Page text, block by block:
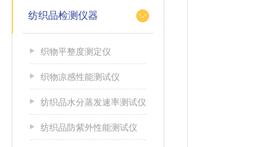
纺织品检测仪器
织物平整度测定仪
织物凉感性能测试仪
纺织品水分蒸发速率测试仪
纺织品防紫外性能测试仪